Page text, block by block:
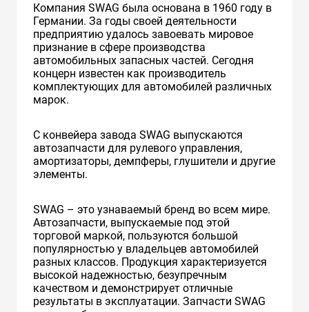
Компания SWAG была основана в 1960 году в
Германии. За годы своей деятельности
предприятию удалось завоевать мировое
признание в сфере производства
автомобильных запасных частей. Сегодня
концерн известен как производитель
комплектующих для автомобилей различных
марок.
С конвейера завода SWAG выпускаются
автозапчасти для рулевого управления,
амортизаторы, демпферы, глушители и другие
элементы.
SWAG – это узнаваемый бренд во всем мире.
Автозапчасти, выпускаемые под этой
торговой маркой, пользуются большой
популярностью у владельцев автомобилей
разных классов. Продукция характеризуется
высокой надежностью, безупречным
качеством и демонстрирует отличные
результаты в эксплуатации. Запчасти SWAG